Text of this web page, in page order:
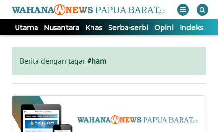
Utama Nusantara Khas Serba-serbi Opini Indeks
Berita dengan tagar#ham
Tutup
UTAMA
NUSANTARA